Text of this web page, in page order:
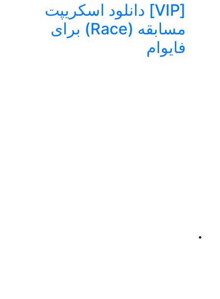
[VIP] دانلود اسکریپت
مسابقه (Race) برای
فایوام